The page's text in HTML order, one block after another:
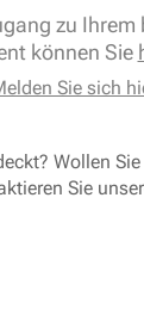
zu Ihrem
können Sie
Sie sich
Wollen
Sie